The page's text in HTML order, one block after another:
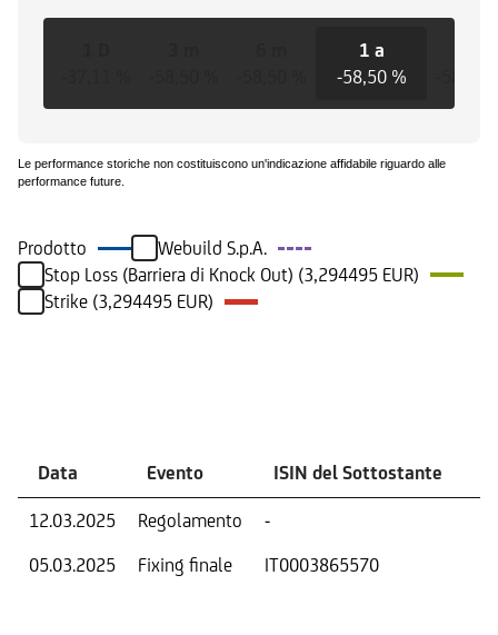
1 a
-58,50 %
Le performance storiche non costituiscono un'indicazione affidabile riguardo alle
performance future.
Prodotto
Webuild S.p.A.
Stop Loss (Barriera di Knock Out) (3,294495 EUR)
Strike (3,294495 EUR)
Data Evento ISIN del Sottostante
12.03.2025 Regolamento -
05.03.2025
Fixing finale IT0003865570